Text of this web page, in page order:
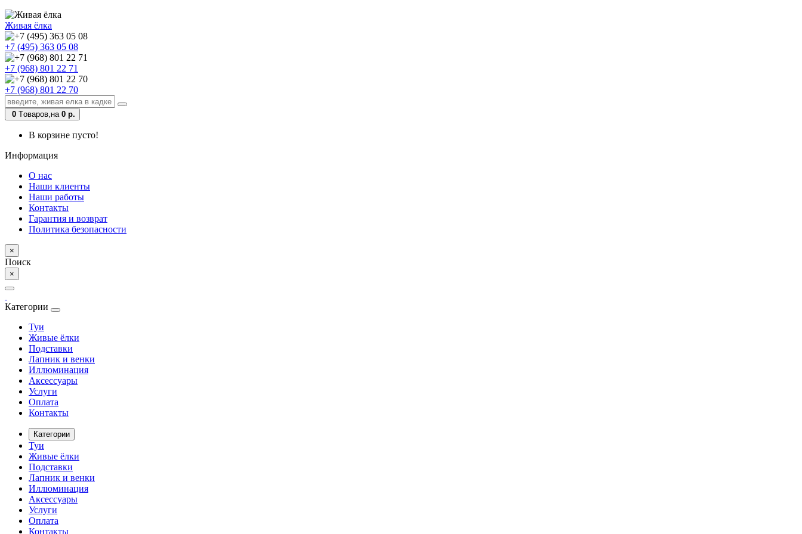
Живая ёлка
+7 (495) 363 05 08
+7 (968) 801 22 71
+7 (968) 801 22 70
0 Tоваров,на 0 р.
В корзине пусто!
Информация
О нас
Наши клиенты
Наши работы
Контакты
Гарантия и возврат
Политика безопасности
×
Поиск
×
Категории
Туи
Живые ёлки
Подставки
Лапник и венки
Иллюминация
Аксессуары
Услуги
Оплата
Контакты
Категории
Туи
Живые ёлки
Подставки
Лапник и венки
Иллюминация
Аксессуары
Услуги
Оплата
Контакты